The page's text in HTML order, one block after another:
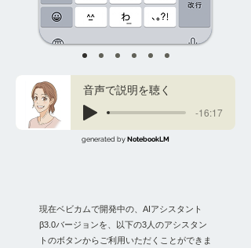
音声で説明を聴く
-16:17
generated by NotebookLM
​現在ベビカムで開発中の、AIアシスタント
β3.0バージョンを、以下の3人のアシスタン
トのボタンからご利用いただくことができま